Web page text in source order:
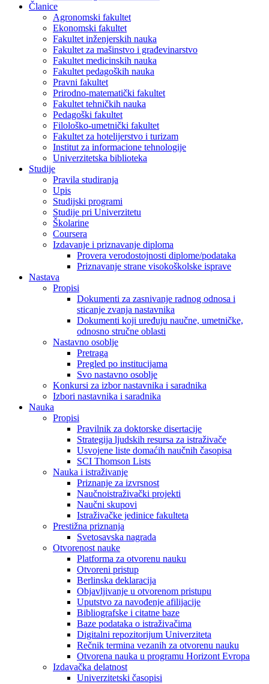
Članice
Agronomski fakultet
Ekonomski fakultet
Fakultet inženjerskih nauka
Fakultet za mašinstvo i građevinarstvo
Fakultet medicinskih nauka
Fakultet pedagoških nauka
Pravni fakultet
Prirodno-matematički fakultet
Fakultet tehničkih nauka
Pedagoški fakultet
Filološko-umetnički fakultet
Fakultet za hotelijerstvo i turizam
Institut za informacione tehnologije
Univerzitetska biblioteka
Studije
Pravila studiranja
Upis
Studijski programi
Studije pri Univerzitetu
Školarine
Coursera
Izdavanje i priznavanje diploma
Provera verodostojnosti diplome/podataka
Priznavanje strane visokoškolske isprave
Nastava
Propisi
Dokumenti za zasnivanje radnog odnosa i
sticanje zvanja nastavnika
Dokumenti koji uređuju naučne, umetničke,
odnosno stručne oblasti
Nastavno osoblje
Pretraga
Pregled po institucijama
Svo nastavno osoblje
Konkursi za izbor nastavnika i saradnika
Izbori nastavnika i saradnika
Nauka
Propisi
Pravilnik za doktorske disertacije
Strategija ljudskih resursa za istraživače
Usvojene liste domaćih naučnih časopisa
SCI Thomson Lists
Nauka i istraživanje
Priznanje za izvrsnost
Naučnoistraživački projekti
Naučni skupovi
Istraživačke jedinice fakulteta
Prestižna priznanja
Svetosavska nagrada
Otvorenost nauke
Platforma za otvorenu nauku
Otvoreni pristup
Berlinska deklaracija
Objavljivanje u otvorenom pristupu
Uputstvo za navođenje afilijacije
Bibliografske i citatne baze
Baze podataka o istraživačima
Digitalni repozitorijum Univerziteta
Rečnik termina vezanih za otvorenu nauku
Otvorena nauka u programu Horizont Evropa
Izdavačka delatnost
Univerzitetski časopisi